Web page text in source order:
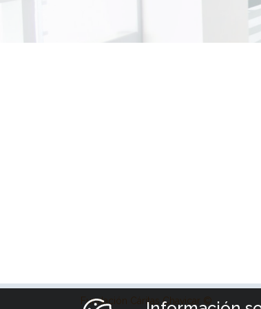
Fundación Cáritas Chavicar ©